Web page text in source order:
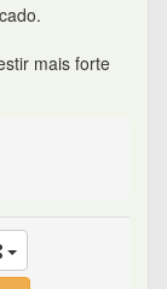
mais forte